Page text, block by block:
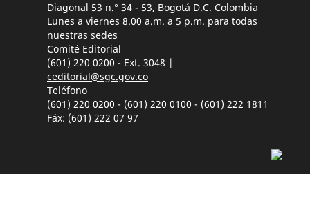
Diagonal 53 n.° 34 - 53, Bogotá D.C. Colombia
Lunes a viernes 8.00 a.m. a 5 p.m. para todas
nuestras sedes
Comité Editorial
(601) 220 0200 - Ext. 3048 |
ceditorial@sgc.gov.co
Teléfono
(601) 220 0200 - (601) 220 0100 - (601) 222 1811
Fáx: (601) 222 07 97